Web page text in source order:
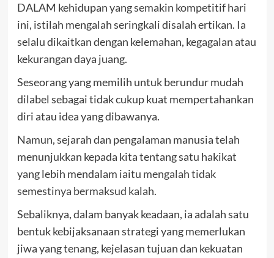
DALAM kehidupan yang semakin kompetitif hari
ini, istilah mengalah seringkali disalah ertikan. Ia
selalu dikaitkan dengan kelemahan, kegagalan atau
kekurangan daya juang.
Seseorang yang memilih untuk berundur mudah
dilabel sebagai tidak cukup kuat mempertahankan
diri atau idea yang dibawanya.
Namun, sejarah dan pengalaman manusia telah
menunjukkan kepada kita tentang satu hakikat
yang lebih mendalam iaitu mengalah tidak
semestinya bermaksud kalah.
Sebaliknya, dalam banyak keadaan, ia adalah satu
bentuk kebijaksanaan strategi yang memerlukan
jiwa yang tenang, kejelasan tujuan dan kekuatan